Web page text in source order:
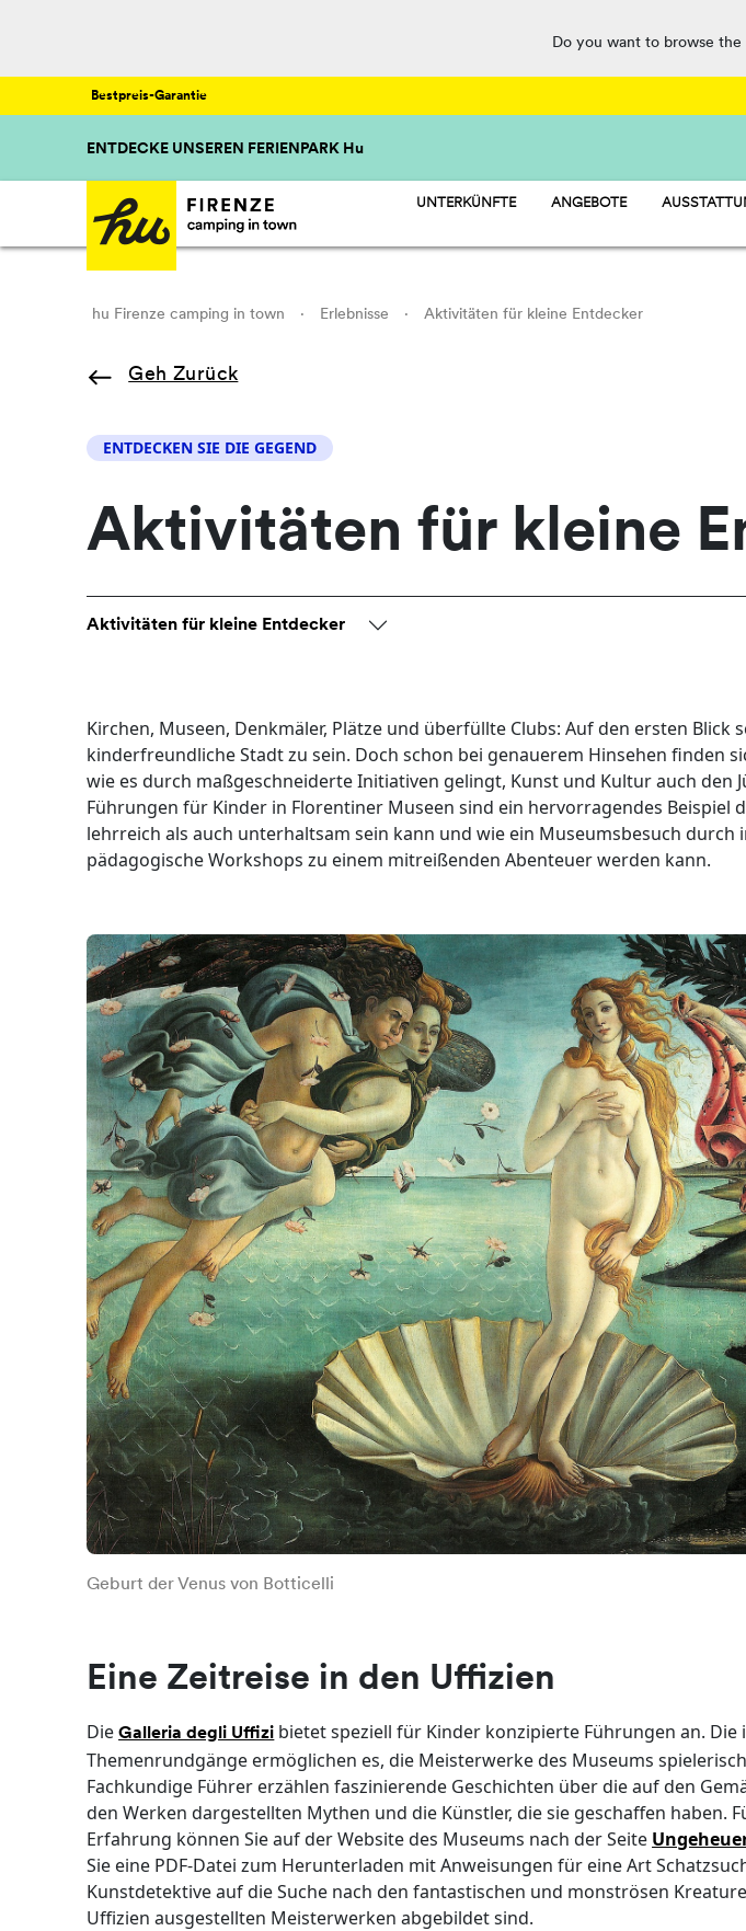
Do you want to browse the
Bestpreis-Garantie
ENTDECKE UNSEREN FERIENPARK Hu
UNTERKÜNFTE ANGEBOTE
hu Firenze camping in town · Erlebnisse · Aktivitäten für kleine Entdecker
Geh Zurück
ENTDECKEN SIE DIE GEGEND
Aktivitäten für kleine
Aktivitäten für kleine Entdecker
Kirchen, Museen, Denkmäler, Plätze und überfüllte Clubs: Auf den ersten Blick
kinderfreundliche Stadt zu sein. Doch schon bei genauerem Hinsehen finden
wie es durch maßgeschneiderte Initiativen gelingt, Kunst und Kultur auch den
Führungen für Kinder in Florentiner Museen sind ein hervorragendes Beispiel
lehrreich als auch unterhaltsam sein kann und wie ein Museumsbesuch durch
pädagogische Workshops zu einem mitreißenden Abenteuer werden kann.
Geburt der Venus von Botticelli
Eine Zeitreise in den Uffizien
DieGalleria degli Uffizi bietet speziell für Kinder konzipierte Führungen an. Die
Themenrundgänge ermöglichen es, die Meisterwerke des Museums
Fachkundige Führer erzählen faszinierende Geschichten über die auf den
den Werken dargestellten Mythen und die Künstler, die sie geschaffen haben.
Erfahrung können Sie auf der Website des Museums nach der Seite
Sie eine PDF-Datei zum Herunterladen mit Anweisungen für eine Art
Kunstdetektive auf die Suche nach den fantastischen und monströsen
Uffizien ausgestellten Meisterwerken abgebildet sind.